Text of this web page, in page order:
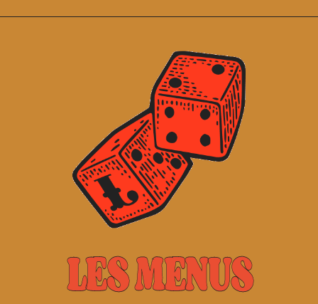
LES MENUS